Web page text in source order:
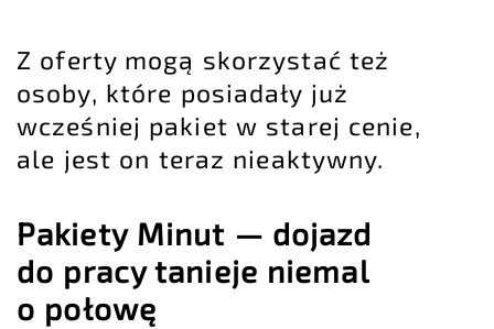
Z oferty mogą skorzystać też
osoby, które posiadały już
wcześniej pakiet w starej cenie,
ale jest on teraz nieaktywny.
Pakiety Minut — dojazd
do pracy tanieje niemal
o połowę